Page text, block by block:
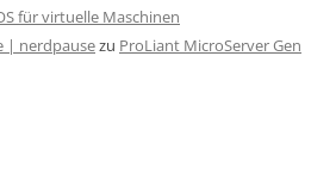
für virtuelle Maschinen
| nerdpausezu ProLiant MicroServer Gen